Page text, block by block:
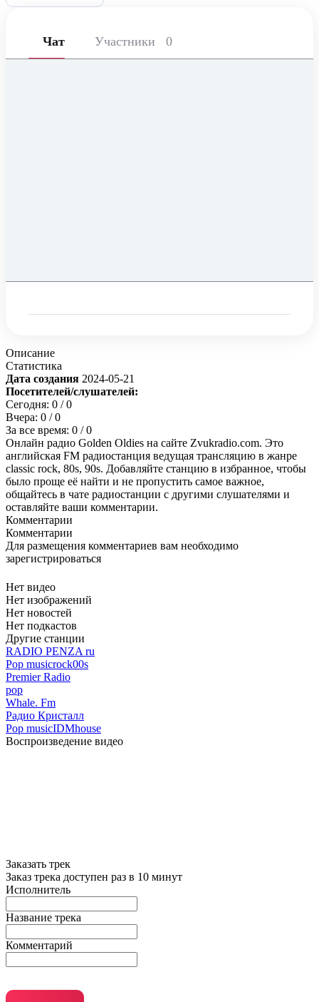
Чат Участники 0
Описание
Статистика
Дата создания 2024-05-21
Посетителей/слушателей:
Сегодня: 0 / 0
Вчера: 0 / 0
За все время: 0 / 0
Онлайн радио Golden Oldies на сайте Zvukradio.com. Это
английская FM радиостанция ведущая трансляцию в жанре
classic rock, 80s, 90s. Добавляйте станцию в избранное, чтобы
было проще её найти и не пропустить самое важное,
общайтесь в чате радиостанции с другими слушателями и
оставляйте ваши комментарии.
Комментарии
Комментарии
Для размещения комментариев вам необходимо
зарегистрироваться
Нет видео
Нет изображений
Нет новостей
Нет подкастов
Другие станции
RADIO PENZA ru
Pop musicrock00s
Premier Radio
pop
Whale. Fm
Радио Кристалл
Pop musicIDMhouse
Воспроизведение видео
Заказать трек
Заказ трека доступен раз в 10 минут
Исполнитель
Название трека
Комментарий